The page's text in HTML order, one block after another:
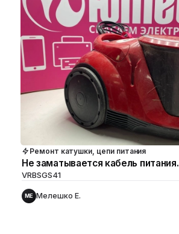
Ремонт катушки, цепи питания
Не заматывается кабель питания.
VRBSGS41
МЕ Мелешко Е.